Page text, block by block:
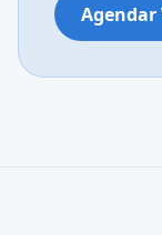
Agendar